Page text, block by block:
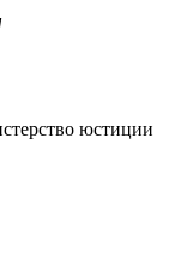
юстиции